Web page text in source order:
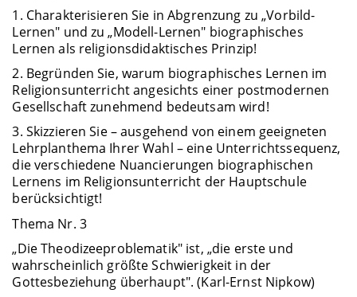
1. Charakterisieren Sie in Abgrenzung zu „Vorbild-
Lernen" und zu „Modell-Lernen" biographisches
Lernen als religionsdidaktisches Prinzip!
2. Begründen Sie, warum biographisches Lernen im
Religionsunterricht angesichts einer postmodernen
Gesellschaft zunehmend bedeutsam wird!
3. Skizzieren Sie – ausgehend von einem geeigneten
Lehrplanthema Ihrer Wahl – eine Unterrichtssequenz,
die verschiedene Nuancierungen biographischen
Lernens im Religionsunterricht der Hauptschule
berücksichtigt!
Thema Nr. 3
„Die Theodizeeproblematik" ist, „die erste und
wahrscheinlich größte Schwierigkeit in der
Gottesbeziehung überhaupt". (Karl-Ernst Nipkow)